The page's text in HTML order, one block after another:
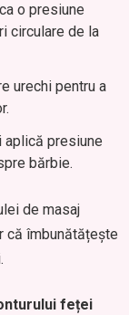
o presiune
circulare de la
urechi pentru a
presiune
bărbie.
de masaj
că îmbunătățește
feței